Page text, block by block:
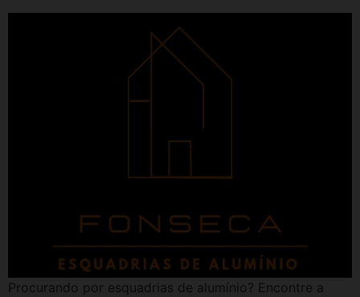
Procurando por esquadrias de alumínio? Encontre a